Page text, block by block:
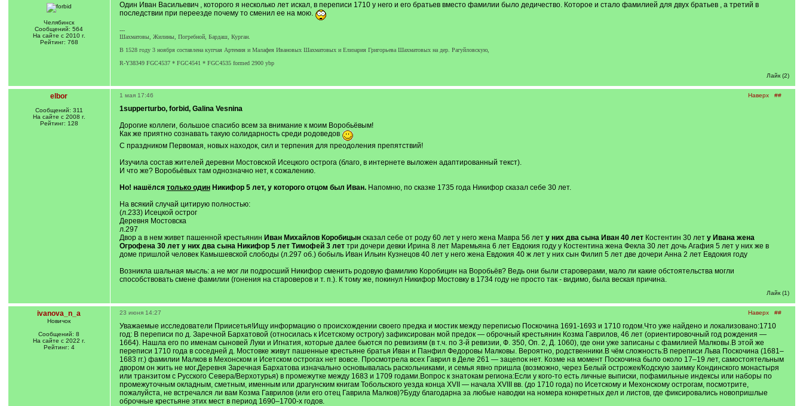
Челябинск
Сообщений: 564
На сайте с 2010 г.
Рейтинг: 768
Один Иван Васильевич , которого я несколько лет искал, в переписи 1710 у него и его братьев вместо фамилии было дедичество. Которое и стало фамилией для двух братьев , а третий в
последствии при переезде почему то сменил ее на мою.
---
Шахматовы, Жилины, Погребной, Бардаш, Курган.
В 1528 году 3 ноября составлена купчая Артемия и Малафея Ивановых Шахматовых и Елизария Григорьева Шахматовых на дер. Рагуйловскую,
R-Y38349 FGC4537 * FGC4541 * FGC4535 formed 2900 ybp
Лайк (2)
elbor
Сообщений: 311
На сайте с 2008 г.
Рейтинг: 128
Наверх ##
1 мая 17:46
1supperturbo, forbid, Galina Vesnina
Дорогие коллеги, большое спасибо всем за внимание к моим Воробьёвым!
Как же приятно сознавать такую солидарность среди родоведов
С праздником Первомая, новых находок, сил и терпения для преодоления препятствий!
Изучила состав жителей деревни Мостовской Исецкого острога (благо, в интернете выложен адаптированный текст).
И что же? Воробьёвых там однозначно нет, к сожалению.
Но! нашёлся только одинНикифор 5 лет, у которого отцом был Иван.Напомню, по сказке 1735 года Никифор сказал себе 30 лет.
На всякий случай цитирую полностью:
(л.233) Исецкой острог
Деревня Мостовска
л.297
Двор а в нем живет пашенной крестьянин Иван Михайлов Коробицынсказал себе от роду 60 лет у него жена Мавра 56 лет у них два сына Иван 40 летКостентин 30 лет у Ивана жена
Огрофена 30 лет у них два сына Никифор 5 лет Тимофей 3 леттри дочери девки Ирина 8 лет Маремьяна 6 лет Евдокия году у Костентина жена Фекла 30 лет дочь Агафия 5 лет у них же в
доме пришлой человек Камышевской слободы (л.297 об.) бобыль Иван Ильин Кузнецов 40 лет у него жена Евдокия 40 ж лет у них сын Филип 5 лет две дочери Анна 2 лет Евдокия году
Возникла шальная мысль: а не мог ли подросший Никифор сменить родовую фамилию Коробицин на Воробьёв? Ведь они были староверами, мало ли какие обстоятельства могли
способствовать смене фамилии (гонения на староверов и т. п.). К тому же, покинул Никифор Мостовку в 1734 году не просто так - видимо, была веская причина.
Лайк (1)
ivanova_n_a
Новичок
Сообщений: 8
На сайте с 2022 г.
Рейтинг: 4
Наверх ##
23 июня 14:27
Уважаемые исследователи Приисетья!Ищу информацию о происхождении своего предка и мостик между переписью Поскочина 1691-1693 и 1710 годом.Что уже найдено и локализовано:1710
год: В переписи по д. Заречной Бархатовой (относилась к Исетскому острогу) зафиксирован мой предок — оброчный крестьянин Козма Гаврилов, 46 лет (ориентировочный год рождения —
1664). Нашла его по именам сыновей Луки и Игнатия, которые далее бьются по ревизиям (в т.ч. по 3-й ревизии, Ф. 350, Оп. 2, Д. 1060), где они уже записаны с фамилией Малковы.В этой же
переписи 1710 года в соседней д. Мостовке живут пашенные крестьяне братья Иван и Панфил Федоровы Малковы. Вероятно, родственники.В чём сложность:В переписи Льва Поскочина (1681–
1683 гг.) фамилии Малков в Мехонском и Исетском острогах нет вовсе. Просмотрела всех Гаврил в Деле 261 — зацепок нет. Козме на момент Поскочина было около 17–19 лет, самостоятельным
двором он жить не мог.Деревня Заречная Бархатова изначально основывалась раскольниками, и семья явно пришла (возможно, через Белый острожек/Кодскую заимку Кондинского монастыря
или транзитом с Русского Севера/Верхотурья) в промежутке между 1683 и 1709 годами.Вопрос к знатокам региона:Если у кого-то есть личные выписки, пофамильные индексы или наборы по
промежуточным окладным, сметным, именным или драгунским книгам Тобольского уезда конца XVII — начала XVIII вв. (до 1710 года) по Исетскому и Мехонскому острогам, посмотрите,
пожалуйста, не встречался ли вам Козма Гаврилов (или его отец Гаврила Малков)?Буду благодарна за любые наводки на номера конкретных дел и листов, где фиксировались новопришлые
оброчные крестьяне этих мест в период 1690–1700-х годов.